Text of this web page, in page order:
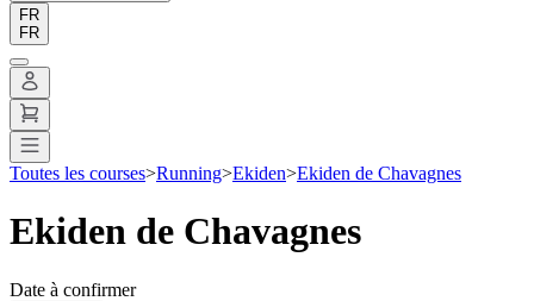
FR
FR
Toutes les courses>Running>Ekiden>Ekiden de Chavagnes
Ekiden de Chavagnes
Date à confirmer